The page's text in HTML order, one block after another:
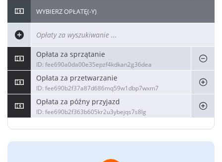
WYBIERZ OPŁATĘ(-Y)
Opłata za sprzątanie
ID: fee690a0da00e35epzf4kdkan2g36dea
Opłata za przetwarzanie
ID: fee690b2f37a87d686mq59w1dbp7wxm7
Opłata za późny przyjazd
ID: fee690b2f363b605kr2u3ybejqs7s8lg